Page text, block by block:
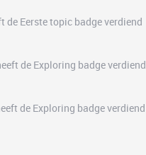
de Eerste topic badge verdiend
de Exploring badge verdiend
de Exploring badge verdiend